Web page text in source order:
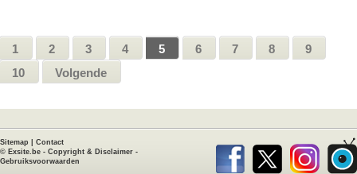
1 2 3 4 5 6 7 8
9
10
Volgende
Sitemap
Contact
© Exsite.be - Copyright & Disclaimer -
Gebruiksvoorwaarden